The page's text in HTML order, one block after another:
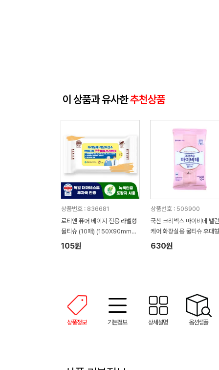
이 상품과 유사한추천상품
상품번호 : 836681
로티엔 퓨어 베이지 전용 라벨형
물티슈 (10매) (150X90mm
(±5mm))
105원
상품번호 : 506900
국산 크리넥스 마이비데 밸
케어 화장실용 물티슈 휴대
매
630원
상품정보 기본정보 상세설명 옵션샘플